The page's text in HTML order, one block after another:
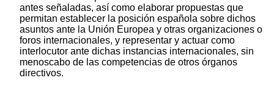
antes señaladas, así como elaborar propuestas que
permitan establecer la posición española sobre dichos
asuntos ante la Unión Europea y otras organizaciones o
foros internacionales, y representar y actuar como
interlocutor ante dichas instancias internacionales, sin
menoscabo de las competencias de otros órganos
directivos.